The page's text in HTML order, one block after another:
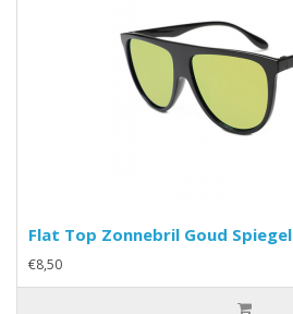
Flat Top Zonnebril Goud Spiegel
€8,50